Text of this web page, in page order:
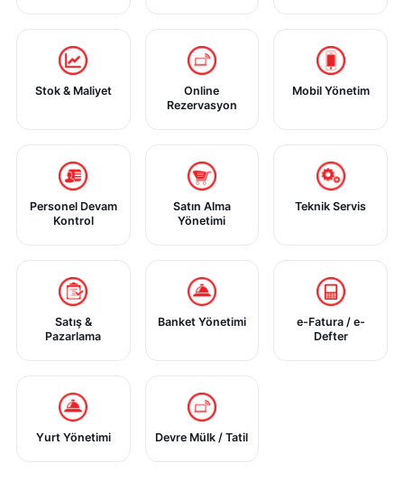
Stok & Maliyet
Online
Rezervasyon
Mobil Yönetim
Personel Devam
Kontrol
Satın Alma
Yönetimi
Teknik Servis
Satış &
Pazarlama
Banket Yönetimi
e-Fatura / e-
Defter
Yurt Yönetimi Devre Mülk / Tatil